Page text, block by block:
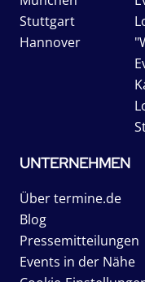
Stuttgart
Hannover
UNTERNEHMEN
Über termine.de
Blog
Pressemitteilungen
Events in der Nähe